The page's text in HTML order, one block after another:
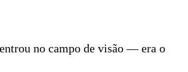
no campo de visão — era o